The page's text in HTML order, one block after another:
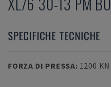
SPECIFICHE TECNICHE
FORZA DI PRESSA: 1200 KN